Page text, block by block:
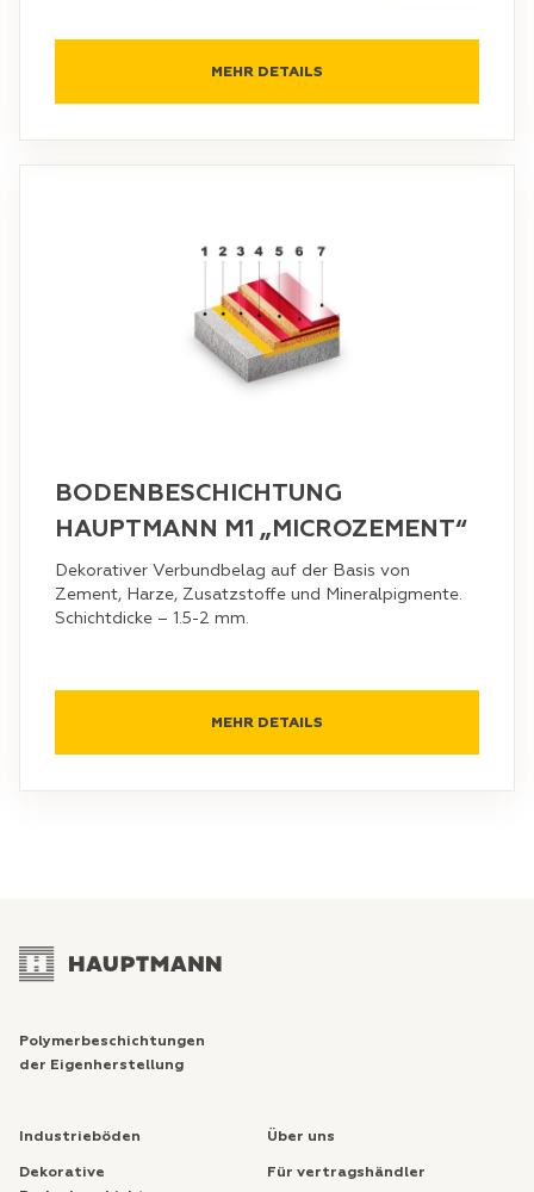
MEHR DETAILS
BODENBESCHICHTUNG
HAUPTMANN M1 „MICROZEMENT“
Dekorativer Verbundbelag auf der Basis von
Zement, Harze, Zusatzstoffe und Mineralpigmente.
Schichtdicke – 1.5-2 mm.
MEHR DETAILS
Polymerbeschichtungen
der Eigenherstellung
Industrieböden
Dekorative
Über uns
Für vertragshändler